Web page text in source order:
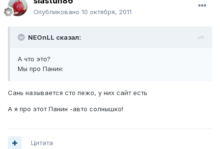
Опубликовано 10 октября, 2011
NEOnLL сказал:
А что это?
Мы про Панин:
Сань называется сто пежо, у них сайт есть
А я про этот Панин -авто солнышко!
Цитата